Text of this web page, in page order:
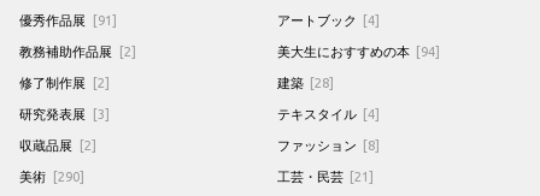
優秀作品展 [91]
教務補助作品展 [2]
修了制作展 [2]
研究発表展 [3]
収蔵品展 [2]
美術 [290]
アートブック [4]
美大生におすすめの本 [94]
建築 [28]
テキスタイル [4]
ファッション [8]
工芸・民芸 [21]